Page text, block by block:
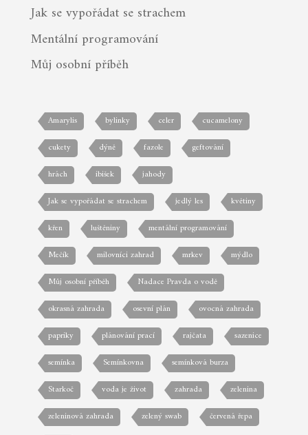
Jak se vypořádat se strachem
Mentální programování
Můj osobní příběh
Amarylis bylinky celer
cucamelony
cukety
dýně fazole
geftování
hrách
ibišek
jahody
Jak se vypořádat se strachem
jedlý les
květiny
křen
luštěniny
mentální programování
Mečík
milovníci zahrad mrkev
mýdlo
Můj osobní příběh
Nadace Pravda o vodě
okrasná zahrada
osevní plán
ovocná zahrada
papriky
plánování prací rajčata
sazenice
semínka
Semínkovna
semínková burza
Starkoč
voda je život zahrada
zelenina
zeleninová zahrada
zelený swab
červená řepa